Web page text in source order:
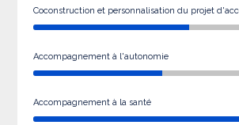
Coconstruction et personnalisation du projet
Accompagnement à l'autonomie
Accompagnement à la santé